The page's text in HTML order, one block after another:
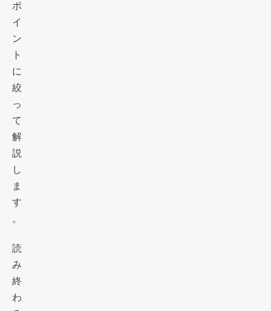
ポ
イ
ン
ト
に
絞
っ
て
解
説
し
ま
す
。
読
み
終
わ